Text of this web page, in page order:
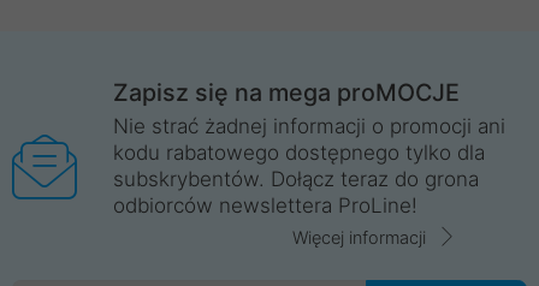
Zapisz się na mega proMOCJE
Nie strać żadnej informacji o promocji ani
kodu rabatowego dostępnego tylko dla
subskrybentów. Dołącz teraz do grona
odbiorców newslettera ProLine!
Więcej informacji